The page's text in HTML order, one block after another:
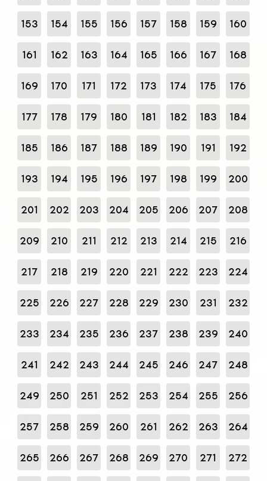
153 154 155 156 157 158 159 160
161 162 163 164 165 166 167 168
169 170 171 172 173 174 175 176
177 178 179 180 181 182 183 184
185 186 187 188 189 190 191 192
193 194 195 196 197 198 199 200
201 202 203 204 205 206 207 208
209 210 211 212 213 214 215 216
217 218 219 220 221 222 223 224
225 226 227 228 229 230 231 232
233 234 235 236 237 238 239 240
241 242 243 244 245 246 247 248
249 250 251 252 253 254 255 256
257 258 259 260 261 262 263 264
265 266 267 268 269 270 271 272